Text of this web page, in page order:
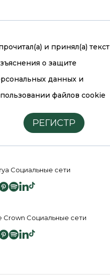
и принял(а)текст
о защите
данных и
файлов cookie
РЕГИСТР
Социальные сети
Crown Социальные сети